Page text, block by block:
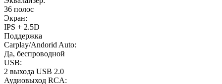
36 полос
Экран:
IPS + 2.5D
Поддержка
Carplay/Andorid Auto:
Да, беспроводной
USB:
2 выхода USB 2.0
Аудиовыход RCA: